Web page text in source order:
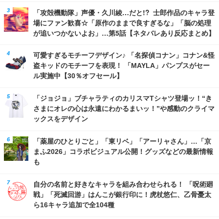
「攻殻機動隊」声優・久川綾…だと!? 士郎作品のキャラ登
場にファン歓喜☆「原作のままで良すぎるな」「脳の処理
が追いつかないよお」…第5話【ネタバレあり反応まとめ】
可愛すぎるモチーフデザイン♪ 「名探偵コナン」コナン&怪
盗キッドのモチーフを表現！ 「MAYLA」パンプスがセー
ル実施中【30％オフセール】
「ジョジョ」ブチャラティのカリスマTシャツ登場ッ！“き
さまにオレの心は永遠にわかるまいッ！”や感動のクライマ
ックスをデザイン
「薬屋のひとりごと」「東リベ」「アーリャさん」…「京
まふ2026」コラボビジュアル公開！グッズなどの最新情報
も
自分の名前と好きなキャラを組み合わせられる！ 「呪術廻
戦」「死滅回游」はんこが銀行印に！虎杖悠仁、乙骨憂太
ら16キャラ追加で全104種